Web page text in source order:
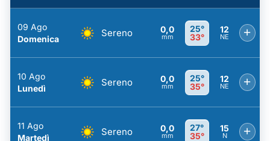
09 Ago
Domenica
Sereno 0,0
mm
25°
33°
12
NE +
10 Ago
Lunedì
Sereno 0,0
mm
25°
35°
12
NE +
11 Ago
Martedì
Sereno 0,0
mm
27°
35°
15
N +